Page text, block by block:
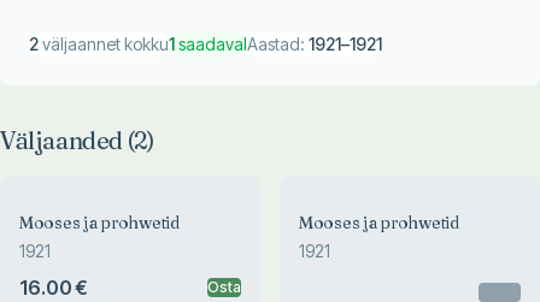
2väljaannet kokku1saadavalAastad: 1921–1921
Väljaanded (2)
Mooses ja prohwetid
1921
16.00 € Osta
Mooses ja prohwetid
1921